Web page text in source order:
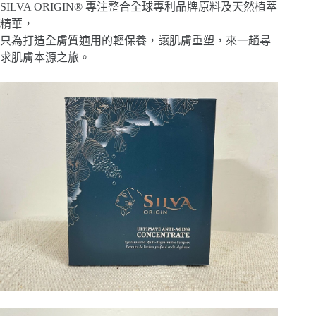
SILVA ORIGIN® 專注整合全球專利品牌原料及天然植萃
精華，
只為打造全膚質適用的輕保養，讓肌膚重塑，來一趟尋
求肌膚本源之旅。